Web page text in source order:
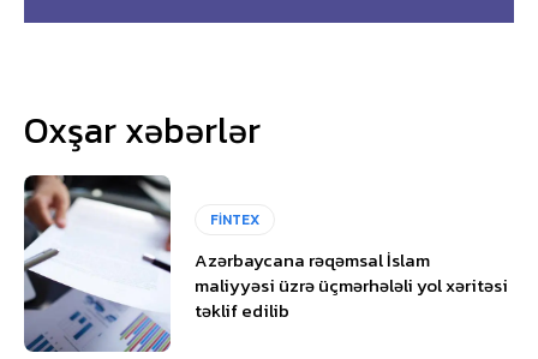
Oxşar xəbərlər
FİNTEX
Azərbaycana rəqəmsal İslam
maliyyəsi üzrə üçmərhələli yol xəritəsi
təklif edilib